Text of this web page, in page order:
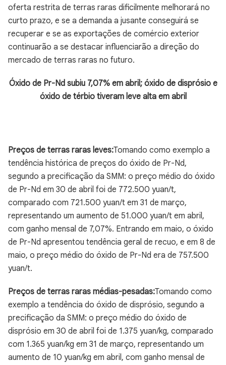
oferta restrita de terras raras dificilmente melhorará no
curto prazo, e se a demanda a jusante conseguirá se
recuperar e se as exportações de comércio exterior
continuarão a se destacar influenciarão a direção do
mercado de terras raras no futuro.
Óxido de Pr-Nd subiu 7,07% em abril; óxido de disprósio e
óxido de térbio tiveram leve alta em abril
Preços de terras raras leves:Tomando como exemplo a
tendência histórica de preços do óxido de Pr-Nd,
segundo a precificação da SMM: o preço médio do óxido
de Pr-Nd em 30 de abril foi de 772.500 yuan/t,
comparado com 721.500 yuan/t em 31 de março,
representando um aumento de 51.000 yuan/t em abril,
com ganho mensal de 7,07%. Entrando em maio, o óxido
de Pr-Nd apresentou tendência geral de recuo, e em 8 de
maio, o preço médio do óxido de Pr-Nd era de 757.500
yuan/t.
Preços de terras raras médias-pesadas:Tomando como
exemplo a tendência do óxido de disprósio, segundo a
precificação da SMM: o preço médio do óxido de
disprósio em 30 de abril foi de 1.375 yuan/kg, comparado
com 1.365 yuan/kg em 31 de março, representando um
aumento de 10 yuan/kg em abril, com ganho mensal de